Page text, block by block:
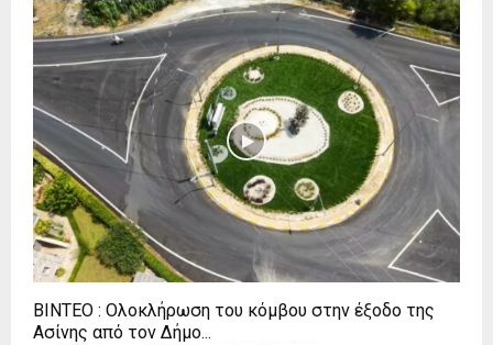
ΒΙΝΤΕΟ : Ολοκλήρωση του κόμβου στην έξοδο της
Ασίνης από τον Δήμο...